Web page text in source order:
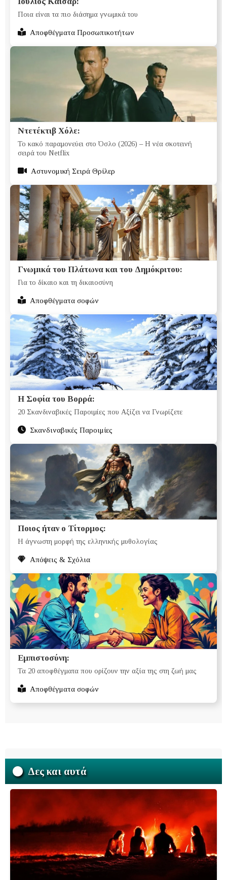
Ποια είναι τα πιο διάσημα γνωμικά του
Αποφθέγματα Προσωπικοτήτων
Ντετέκτιβ Χόλε:
Το κακό παραμονεύει στο Όσλο (2026) – Η νέα σκοτεινή
σειρά του Netflix
Αστυνομική Σειρά Θρίλερ
Γνωμικά του Πλάτωνα και του Δημόκριτου:
Για το δίκαιο και τη δικαιοσύνη
Αποφθέγματα σοφών
Η Σοφία του Βορρά:
20 Σκανδιναβικές Παροιμίες που Αξίζει να Γνωρίζετε
Σκανδιναβικές Παροιμίες
Ποιος ήταν ο Τίτορμος:
Η άγνωστη μορφή της ελληνικής μυθολογίας
Απόψεις & Σχόλια
Εμπιστοσύνη:
Τα 20 αποφθέγματα που ορίζουν την αξία της στη ζωή μας
Αποφθέγματα σοφών
Δες και αυτά